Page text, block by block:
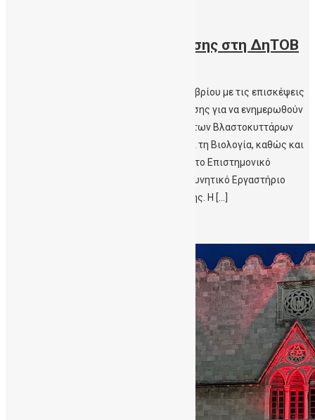
Δευτεροβάθμιας Εκπαίδευσης στη ΔηΤΟΒ
Η Εβδομάδα ξεκινάει την Δευτέρα 13 Νοεμβρίου με τις επισκέψεις
των Σχολείων Δευτεροβάθμιας Εκπαίδευσης για να ενημερωθούν
για το εξελισσόμενο επιστημονικό πεδίο των Βλαστοκυττάρων
και των εφαρμογών τους στην Ιατρική και τη Βιολογία, καθώς και
στις διαδικασίες της ΔηΤΟΒ Κρήτης, από το Επιστημονικό
προσωπικό της ΔηΤΟΒ Κρήτης και το Ερευνητικό Εργαστήριο
Μελέτης Αιμοποίησης της Ιατρικής Σχολής. Η […]